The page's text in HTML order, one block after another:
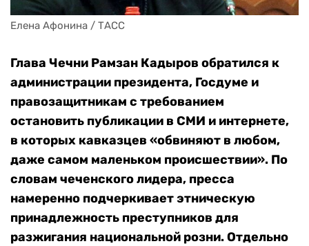
Елена Афонина / ТАСС
Глава Чечни Рамзан Кадыров обратился к
администрации президента, Госдуме и
правозащитникам с требованием
остановить публикации в СМИ и интернете,
в которых кавказцев «обвиняют в любом,
даже самом маленьком происшествии». По
словам чеченского лидера, пресса
намеренно подчеркивает этническую
принадлежность преступников для
разжигания национальной розни. Отдельно